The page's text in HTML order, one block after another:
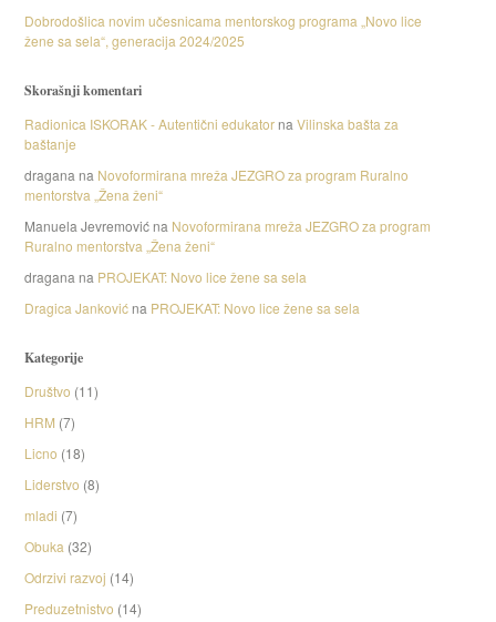
Dobrodošlica novim učesnicama mentorskog programa „Novo lice
žene sa sela“, generacija 2024/2025
Skorašnji komentari
Radionica ISKORAK - Autentični edukatorna Vilinska bašta za
baštanje
dragana na Novoformirana mreža JEZGRO za program Ruralno
mentorstva „Žena ženi“
Manuela Jevremovićna Novoformirana mreža JEZGRO za program
Ruralno mentorstva „Žena ženi“
dragana na PROJEKAT: Novo lice žene sa sela
Dragica Jankovićna PROJEKAT: Novo lice žene sa sela
Kategorije
Društvo (11)
HRM (7)
Licno (18)
Liderstvo (8)
mladi (7)
Obuka (32)
Odrzivi razvoj (14)
Preduzetnistvo (14)